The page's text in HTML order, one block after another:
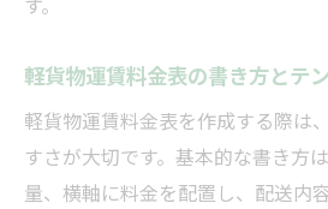
軽貨物運賃料金表の書き方とテ
軽貨物運賃料金表を作成する際は
すさが大切です。基本的な書き方
量、横軸に料金を配置し、配送内